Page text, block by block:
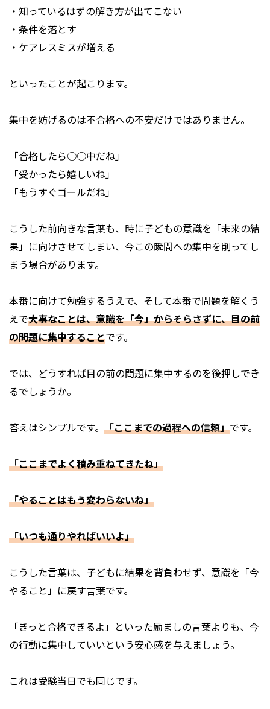
・知っているはずの解き方が出てこない
・条件を落とす
・ケアレスミスが増える
といったことが起こります。
集中を妨げるのは不合格への不安だけではありません。
「合格したら○○中だね」
「受かったら嬉しいね」
「もうすぐゴールだね」
こうした前向きな言葉も、時に子どもの意識を「未来の結
果」に向けさせてしまい、今この瞬間への集中を削ってし
まう場合があります。
本番に向けて勉強するうえで、そして本番で問題を解くう
えで大事なことは、意識を「今」からそらさずに、目の前
の問題に集中することです。
では、どうすれば目の前の問題に集中するのを後押しでき
るでしょうか。
答えはシンプルです。 「ここまでの過程への信頼」です。
「ここまでよく積み重ねてきたね」
「やることはもう変わらないね」
「いつも通りやればいいよ」
こうした言葉は、子どもに結果を背負わせず、意識を「今
やること」に戻す言葉です。
「きっと合格できるよ」といった励ましの言葉よりも、今
の行動に集中していいという安心感を与えましょう。
これは受験当日でも同じです。